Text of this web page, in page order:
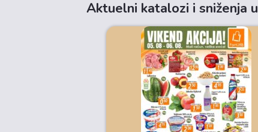
Aktuelni katalozi i sniženja u